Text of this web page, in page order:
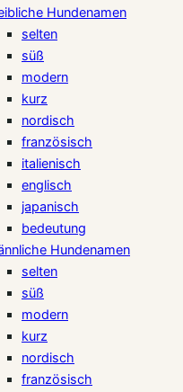
Hundenamen
selten
süß
modern
kurz
nordisch
französisch
italienisch
englisch
japanisch
bedeutung
Hundenamen
selten
süß
modern
kurz
nordisch
französisch